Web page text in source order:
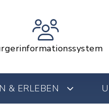
& ERLEBEN